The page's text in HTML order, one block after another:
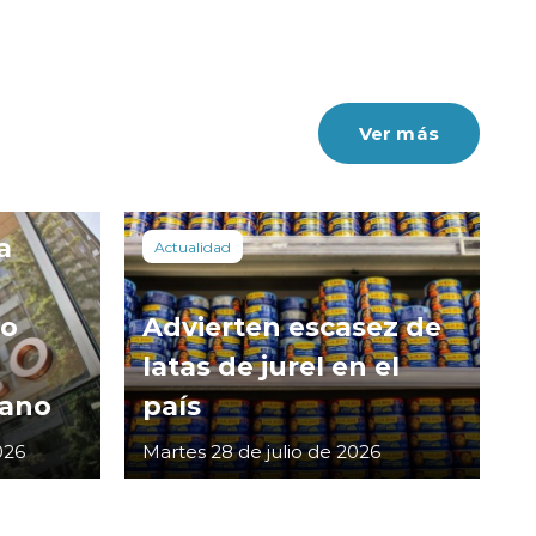
Ver más
Actualidad
Advierten escasez de
latas de jurel en el
país
Martes 28 de julio de 2026